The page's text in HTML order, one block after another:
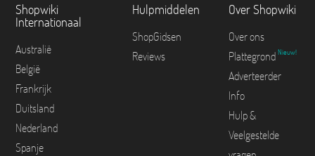
Shopwiki
Internationaal
Australië
België
Frankrijk
Duitsland
Nederland
Spanje
Hulpmiddelen
ShopGidsen
Reviews
Over Shopwiki
Over ons
Plattegrond Nieuw!
Adverteerder
Info
Hulp &
Veelgestelde